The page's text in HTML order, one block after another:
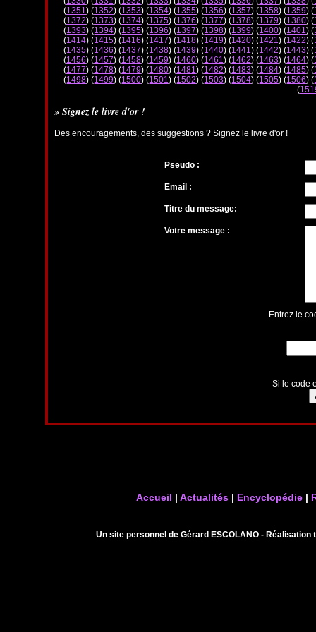
(1351) (1352) (1353) (1354) (1355) (1356) (1357) (1358) (1359) (
(1372) (1373) (1374) (1375) (1376) (1377) (1378) (1379) (1380) (
(1393) (1394) (1395) (1396) (1397) (1398) (1399) (1400) (1401) (
(1414) (1415) (1416) (1417) (1418) (1419) (1420) (1421) (1422) (
(1435) (1436) (1437) (1438) (1439) (1440) (1441) (1442) (1443) (
(1456) (1457) (1458) (1459) (1460) (1461) (1462) (1463) (1464) (
(1477) (1478) (1479) (1480) (1481) (1482) (1483) (1484) (1485) (
(1498) (1499) (1500) (1501) (1502) (1503) (1504) (1505) (1506) (
(
» Signez le livre d'or !
Des encouragements, des suggestions ? Signez le livre d'or !
Pseudo :
Email :
Titre du message:
Votre message :
Entrez le
Si le code
Accueil |Actualités | Encyclopédie |
Un site personnel de Gérard ESCOLANO -